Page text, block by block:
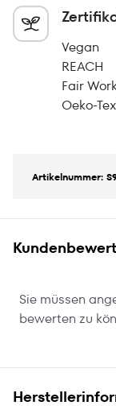
Vegan
REACH
Fair
Oeko-
Artikelnummer:
Sie müssen
bewerten zu